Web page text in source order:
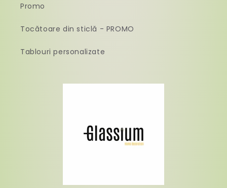
Promo
Tocătoare din sticlă - PROMO
Tablouri personalizate